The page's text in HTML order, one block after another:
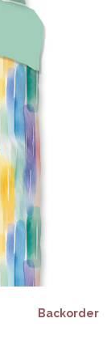
Backorder